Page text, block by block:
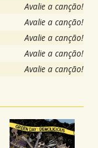
Avalie a canção!
Avalie a canção!
Avalie a canção!
Avalie a canção!
Avalie a canção!